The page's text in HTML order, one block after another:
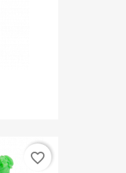
favorite_border